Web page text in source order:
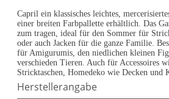
Capril ein klassisches leichtes,
einer breiten Farbpallette erhältlich. Das
zum tragen, ideal für den Sommer für
oder auch Jacken für die ganze Familie.
für Amigurumis, den niedlichen kleinen
verschieden Tieren. Auch für Accessoires
Stricktaschen, Homedeko wie Decken und
Herstellerangabe